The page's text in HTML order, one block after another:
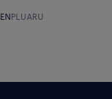
ENPL UARU